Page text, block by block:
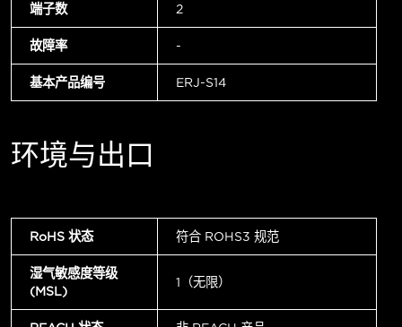
端子数 2
故障率 -
基本产品编号 ERJ-S14
环境与出口
RoHS 状态 符合 ROHS3 规范
湿气敏感度等级
(MSL)
1（无限）